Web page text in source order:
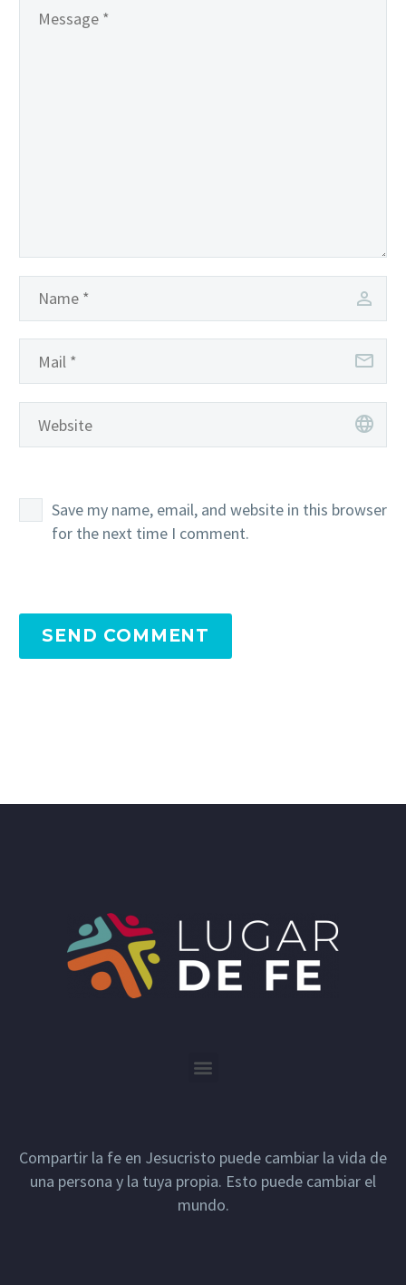
Save my name, email, and website in this browser
for the next time I comment.
SEND COMMENT
Compartir la fe en Jesucristo puede cambiar la vida de
una persona y la tuya propia. Esto puede cambiar el
mundo.